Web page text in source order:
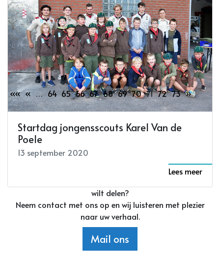
Startdag VVKM De Graal
14 september 2020
Lees meer
Startdag jongensscouts Karel Van de
Poele
13 september 2020
Lees meer
«« « … 64 65 66 67 68 69 70 71 72 73 »
Partners
Nieuws?
wilt delen?
Neem contact met ons op en wij luisteren met plezier
naar uw verhaal.
Mail ons